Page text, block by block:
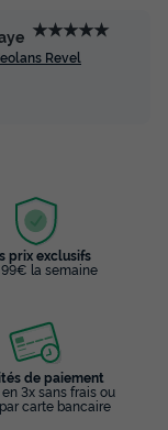
★★★★★
Revel
prix exclusifs
la semaine
de paiement
3x sans frais ou
carte bancaire